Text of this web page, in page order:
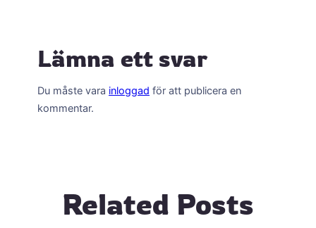
Lämna ett svar
Du måste vara inloggad för att publicera en
kommentar.
Related Posts